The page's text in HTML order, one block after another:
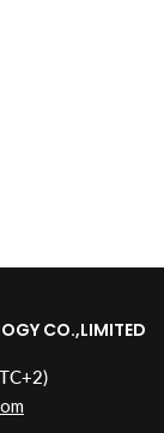
CO.,LIMITED